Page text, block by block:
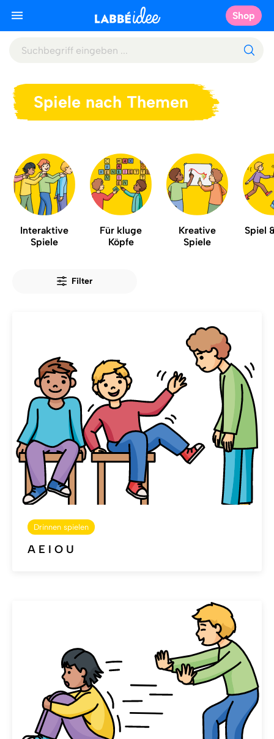
Shop
Spiele nach Themen
Interaktive
Spiele
Für kluge
Köpfe
Kreative
Spiele
Spiel
Filter
Drinnen spielen
A E I O U